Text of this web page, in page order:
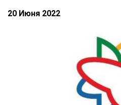
20 Июня 2022